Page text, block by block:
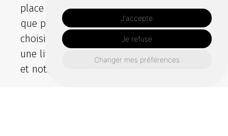
J'accepte
Je refuse
Changer mes préférences
place rapide et bonne étancheite. En tant
que professionnel, Sodimar vous aide à
choisir le bon format avec un prix clair et
une livraison facilitée grâce à notre stock
et notre depot.